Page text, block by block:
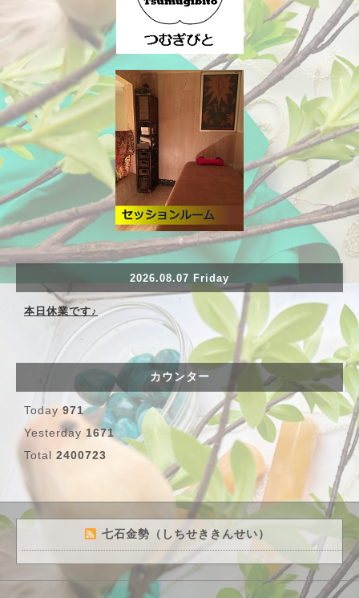
2026.08.07 Friday
本日休業です♪
カウンター
Today 971
Yesterday 1671
Total 2400723
七石金勢（しちせききんせい）